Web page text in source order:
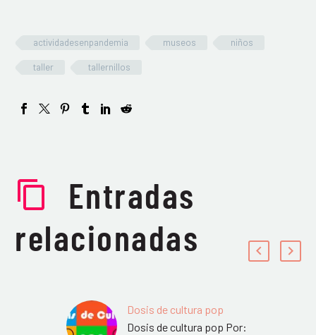
actividadesenpandemia museos niños
taller tallernillos
Entradas
relacionadas
Dosis de cultura pop
Dosis de cultura pop Por: